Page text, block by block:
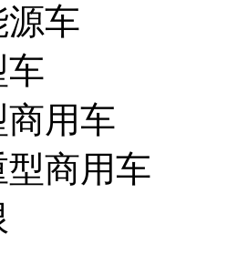
源车
车
商用车
型商用车